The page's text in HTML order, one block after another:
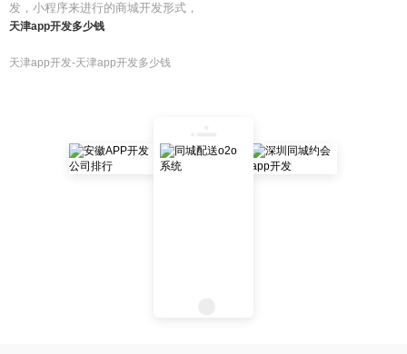
发，小程序来进行的商城开发形式，
天津app开发多少钱
天津app开发-天津app开发多少钱